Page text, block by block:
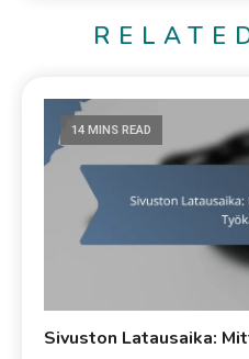
14 MINS READ
Sivuston Latausaika: